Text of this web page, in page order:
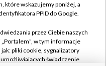
które wskazujemy poniżej, a
PPID do Google.
przez Ciebie naszych
w tym informacje
pliki cookie, sygnalizatory
świadczenie